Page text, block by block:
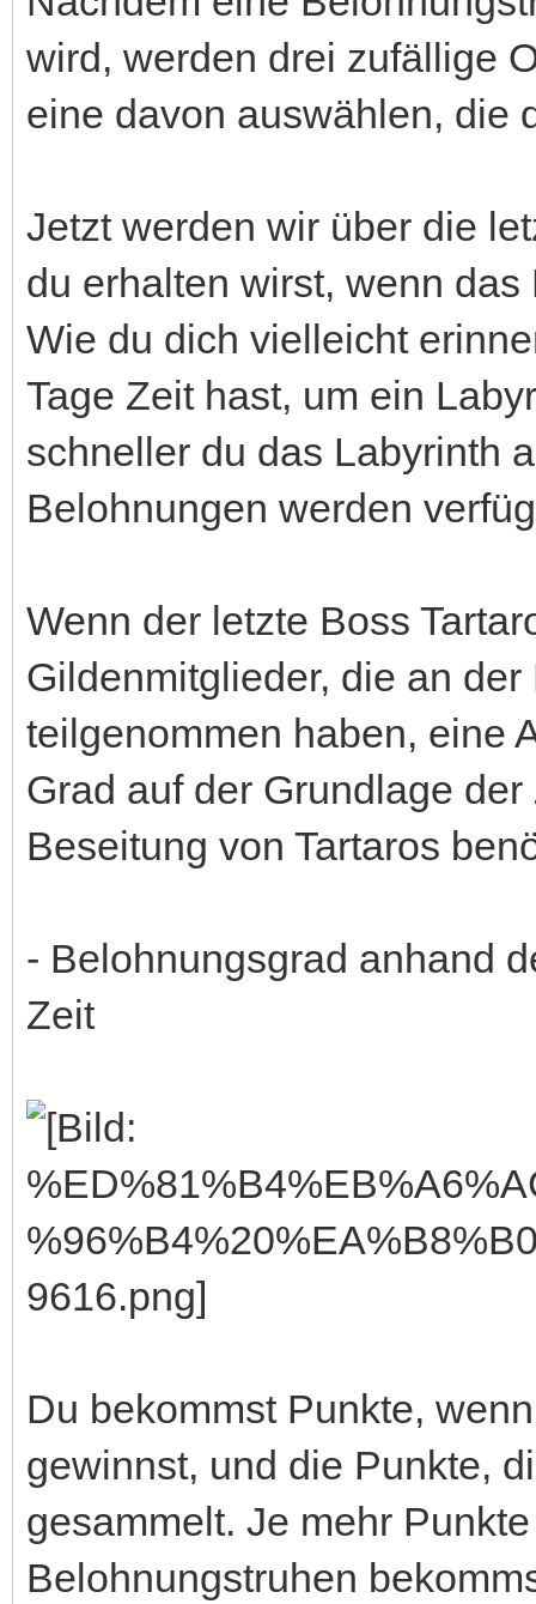
wird, werden drei zufällige
eine davon auswählen, die
Jetzt werden wir über die
du erhalten wirst, wenn
Wie du dich vielleicht
Tage Zeit hast, um ein
schneller du das Labyrinth
Belohnungen werden
Wenn der letzte Boss
Gildenmitglieder, die an
teilgenommen haben, eine
Grad auf der Grundlage
Beseitung von Tartaros
- Belohnungsgrad anhand
Zeit
Du bekommst Punkte,
gewinnst, und die Punkte,
gesammelt. Je mehr
Belohnungstruhen